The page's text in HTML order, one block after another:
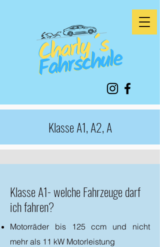
Klasse A1, A2, A
Klasse A1- welche Fahrzeuge darf
ich fahren?
Motorräder bis 125 ccm und nicht
mehr als 11 kW Motorleistung